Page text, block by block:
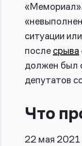
ситуации
после срыва
должен был
депутатов
Что
22 мая 2021